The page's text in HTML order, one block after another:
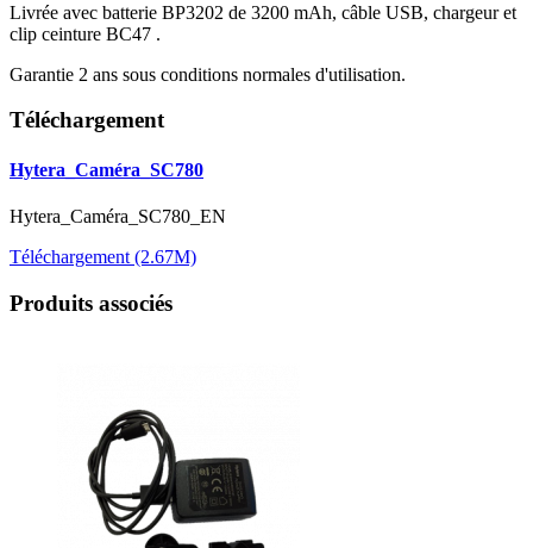
Livrée avec batterie BP3202 de 3200 mAh, câble USB, chargeur et
clip ceinture BC47 .
Garantie 2 ans sous conditions normales d'utilisation.
Téléchargement
Hytera_Caméra_SC780
Hytera_Caméra_SC780_EN
Téléchargement (2.67M)
Produits associés